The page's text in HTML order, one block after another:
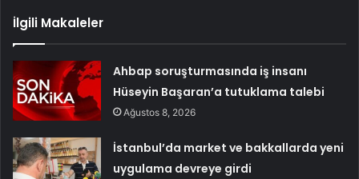
İlgili Makaleler
Ahbap soruşturmasında iş insanı
Hüseyin Başaran’a tutuklama talebi
Ağustos 8, 2026
İstanbul’da market ve bakkallarda yeni
uygulama devreye girdi